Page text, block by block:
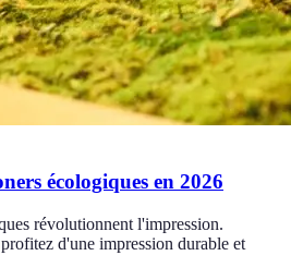
écologiques en 2026
révolutionnent l'impression.
d'une impression durable et